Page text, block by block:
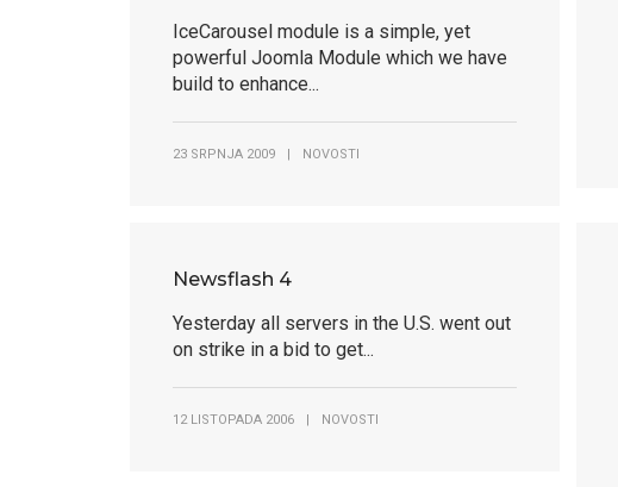
IceCarousel module is a simple, yet
powerful Joomla Module which we have
build to enhance...
23 SRPNJA 2009 | NOVOSTI
Newsflash 4
Yesterday all servers in the U.S. went out
on strike in a bid to get...
12 LISTOPADA 2006 | NOVOSTI